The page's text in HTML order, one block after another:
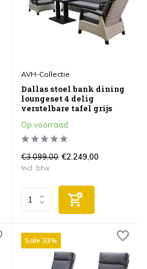
AVH-Collectie
Dallas stoel bank dining
loungeset 4 delig
verstelbare tafel grijs
Op voorraad
€3.099,00 €2.249,00
Incl. btw
Sale 33%